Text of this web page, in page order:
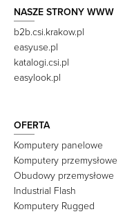
NASZE STRONY WWW
b2b.csi.krakow.pl
easyuse.pl
katalogi.csi.pl
easylook.pl
OFERTA
Komputery panelowe
Komputery przemysłowe
Obudowy przemysłowe
Industrial Flash
Komputery Rugged